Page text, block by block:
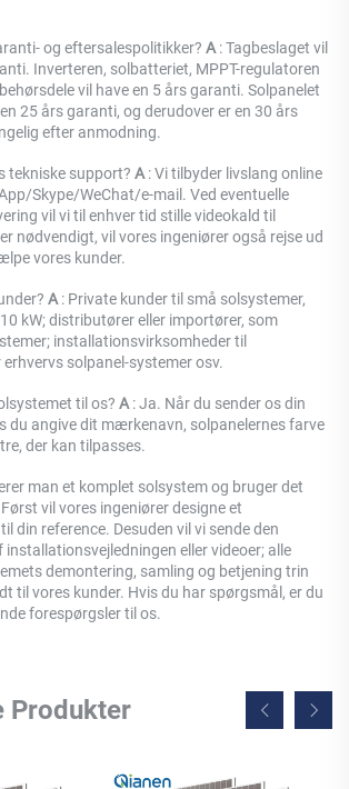
og eftersalespolitikker? A : Tagbeslaget vil
Inverteren, solbatteriet, MPPT-regulatoren
vil have en 5 års garanti. Solpanelet
25 års garanti, og derudover er en 30 års
efter anmodning.
tekniske support? A : Vi tilbyder livslang online
Skype/WeChat/e-mail. Ved eventuelle
vil vi til enhver tid stille videokald til
nødvendigt, vil vores ingeniører også rejse ud
vores kunder.
A : Private kunder til små solsystemer,
10 kW; distributører eller importører, som
installationsvirksomheder til
solpanel-systemer osv.
til os? A : Ja. Når du sender os din
du angive dit mærkenavn, solpanelernes farve
der kan tilpasses.
man et komplet solsystem og bruger det
Først vil vores ingeniører designe et
din reference. Desuden vil vi sende den
installationsvejledningen eller videoer; alle
demontering, samling og betjening trin
til vores kunder. Hvis du har spørgsmål, er du
forespørgsler til os.
Produkter